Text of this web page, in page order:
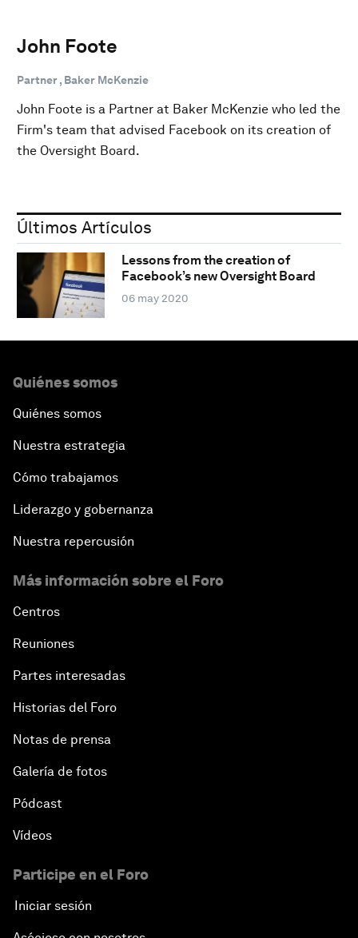
John Foote
Partner , Baker McKenzie
John Foote is a Partner at Baker McKenzie who led the
Firm's team that advised Facebook on its creation of
the Oversight Board.
Últimos Artículos
Lessons from the creation of
Facebook’s new Oversight Board
06 may 2020
Quiénes somos
Quiénes somos
Nuestra estrategia
Cómo trabajamos
Liderazgo y gobernanza
Nuestra repercusión
Más información sobre el Foro
Centros
Reuniones
Partes interesadas
Historias del Foro
Notas de prensa
Galería de fotos
Pódcast
Vídeos
Participe en el Foro
Iniciar sesión